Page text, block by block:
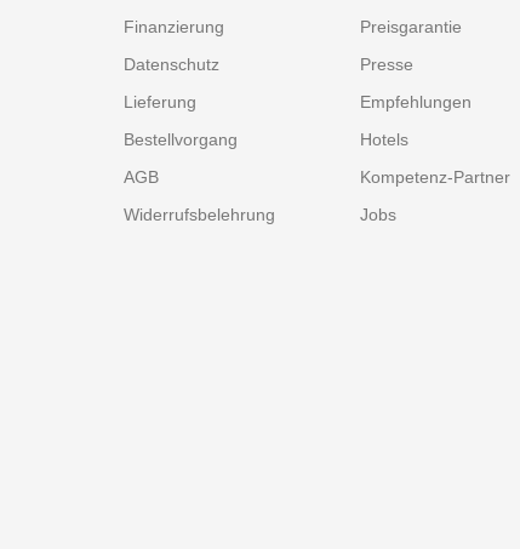
Finanzierung
Datenschutz
Lieferung
Bestellvorgang
AGB
Widerrufsbelehrung
Preisgarantie
Presse
Empfehlungen
Hotels
Kompetenz-Partner
Jobs